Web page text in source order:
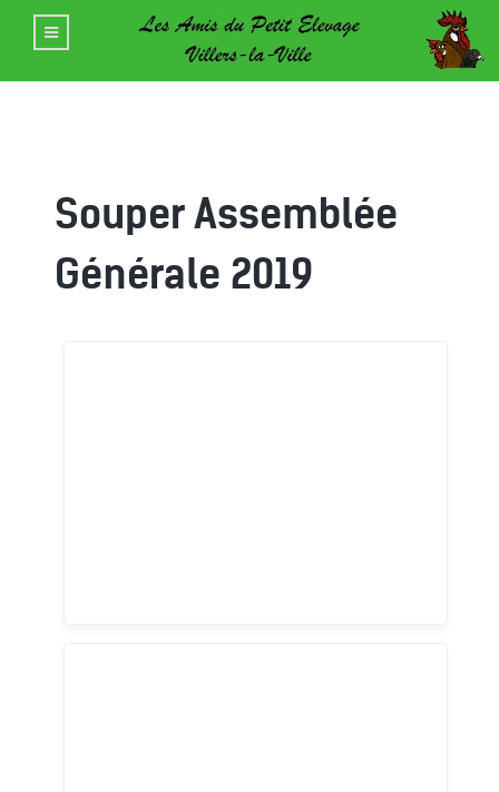
Souper Assemblée
Générale 2019